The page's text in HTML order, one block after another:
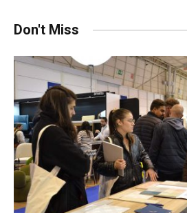
Don't Miss